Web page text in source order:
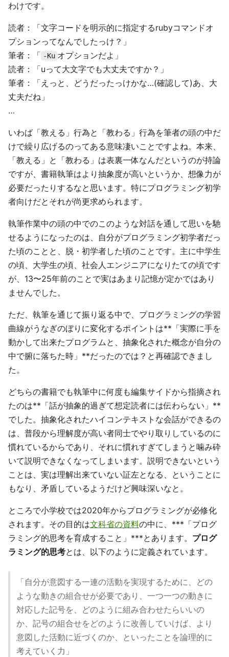
わけです。
読者：「文字コードを明示的に指定するrubyコマンドオ
プションってなんでしたっけ？」
筆者：「 -Ku オプションだよ」
読者：「uって大文字でも大丈夫ですか？」
筆者：「えっと、どうだったっけかな…(確認して)あ、大
丈夫だね」
…
いわば「教える」行為と「教わる」行為を筆者の頭の中だ
けで繰り広げるのってある意味凄いことですよね。本来、
「教える」と「教わる」は表裏一体なんだというのが持論
ですが、書籍執筆はより抽象度が高いというか、想像力が
必要だったりするなと思います。特にプログラミング初学
者向けだとそれが尚更求められます。
執筆作業中の頭の中でのこのような対話を通して思いを馳
せるようになったのは、自分がプログラミング初学者だっ
た頃のことと、脱・初学者した頃のことです。主に中学生
の頃、大学生の頃、社会人エンジニアになりたての頃です
が、13〜25年前のことで実はあまり記憶が定かではあり
ませんでした。
ただ、執筆を通じて振り返る中で、プログラミングの学習
曲線がうなぎのぼりに変化するポイントは**「実際に手を
動かして出来たプログラムと、抽象化された概念が自分の
中で腑に落ちた時」**だったのでは？と再確認できまし
た。
どちらの書籍でも執筆中に何度も編集サイドから指摘され
たのは**「話が抽象的過ぎて想定読者には伝わらない」**
でした。抽象化されたハイコンテキストな会話ができるの
は、普段から理解度が高い者同士でやり取りしているのに
慣れているからであり、それに慣れすぎてしまうと噛み砕
いて説明できなくなってしまいます。説明できないという
ことは、実は理解出来ていない証左となる、ということに
もなり、矛盾しているようだけど興味深いなと。
ところで小学校では2020年からプログラミングが必修化
されます。その目的は文科省の資料の中に、***「プログ
ラミング的思考を育成すること」***とあります。 プログ
ラミング的思考とは、以下のように定義されています。
「自分が意図する一連の活動を実現するために、どの
ような動きの組合せが必要であり、一つ一つの動きに
対応した記号を、どのように組み合わせたらいいの
か、記号の組合せをどのように改善していけば、より
意図した活動に近づくのか、といったことを論理的に
考えていく力」